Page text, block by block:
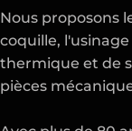
Nous proposons
coquille,
thermique et de
pièces